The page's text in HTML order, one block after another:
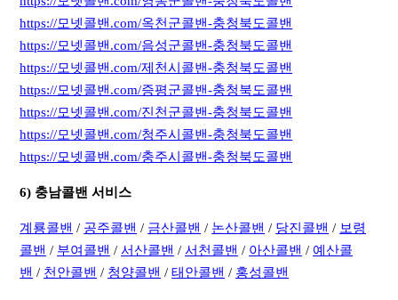
https://모넷콜밴.com/옥천군콜밴-충청북도콜밴
https://모넷콜밴.com/음성군콜밴-충청북도콜밴
https://모넷콜밴.com/제천시콜밴-충청북도콜밴
https://모넷콜밴.com/증평군콜밴-충청북도콜밴
https://모넷콜밴.com/진천군콜밴-충청북도콜밴
https://모넷콜밴.com/청주시콜밴-충청북도콜밴
https://모넷콜밴.com/충주시콜밴-충청북도콜밴
6) 충남콜밴 서비스
계룡콜밴 / 공주콜밴 / 금산콜밴 / 논산콜밴 / 당진콜밴 / 보령
콜밴 / 부여콜밴 /서산콜밴 /서천콜밴 / 아산콜밴 /예산콜
밴 / 천안콜밴 / 청양콜밴 /태안콜밴 / 홍성콜밴